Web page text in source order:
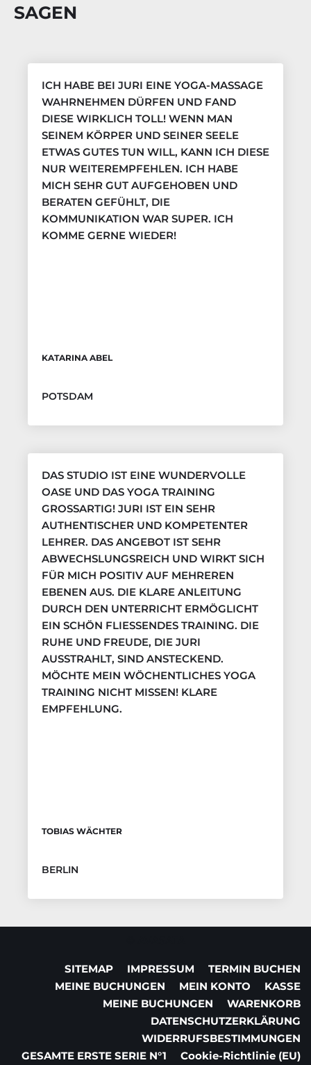
SAGEN
ICH HABE BEI JURI EINE YOGA-MASSAGE
WAHRNEHMEN DÜRFEN UND FAND
DIESE WIRKLICH TOLL! WENN MAN
SEINEM KÖRPER UND SEINER SEELE
ETWAS GUTES TUN WILL, KANN ICH DIESE
NUR WEITEREMPFEHLEN. ICH HABE
MICH SEHR GUT AUFGEHOBEN UND
BERATEN GEFÜHLT, DIE
KOMMUNIKATION WAR SUPER. ICH
KOMME GERNE WIEDER!
KATARINA ABEL
POTSDAM
DAS STUDIO IST EINE WUNDERVOLLE
OASE UND DAS YOGA TRAINING
GROSSARTIG! JURI IST EIN SEHR A
UTHENTISCHER UND KOMPETENTER L
EHRER. DAS ANGEBOT IST SEHR A
BWECHSLUNGSREICH UND WIRKT SICH F
ÜR MICH POSITIV AUF MEHREREN E
BENEN AUS. DIE KLARE ANLEITUNG D
URCH DEN UNTERRICHT ERMÖGLICHT E
IN SCHÖN FLIESSENDES TRAINING. DIE RU
HE UND FREUDE, DIE JURI AU
SSTRAHLT, SIND ANSTECKEND. MÖ
CHTE MEIN WÖCHENTLICHES YOGA TR
AINING NICHT MISSEN! KLARE EM
PFEHLUNG.
TOBIAS WÄCHTER
BERLIN
SITEMAP IMPRESSUM
TERMIN BUCHEN
MEINE BUCHUNGEN
MEIN KONTO
KASSE
MEINE BUCHUNGEN
WARENKORB
DATENSCHUTZERKLÄRUNG
WIDERRUFSBESTIMMUNGEN
GESAMTE ERSTE SERIE N°1
Cookie-Richtlinie (EU)